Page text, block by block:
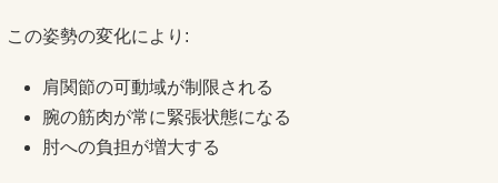
この姿勢の変化により:
肩関節の可動域が制限される
腕の筋肉が常に緊張状態になる
肘への負担が増大する